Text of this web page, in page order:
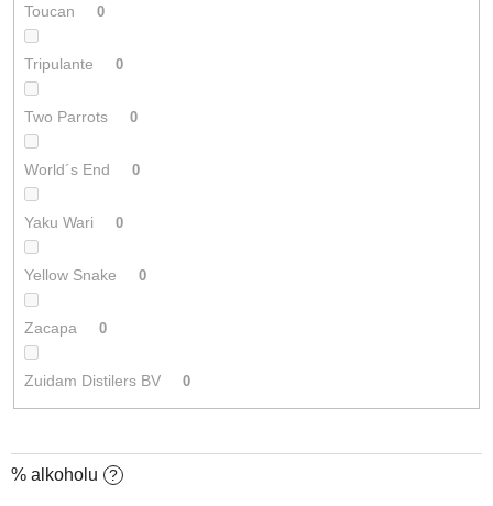
Toucan 0
Tripulante 0
Two Parrots 0
World´s End 0
Yaku Wari 0
Yellow Snake 0
Zacapa 0
Zuidam Distilers BV 0
% alkoholu ?